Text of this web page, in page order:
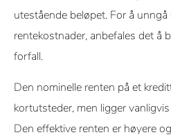
utestående beløpet. For å
rentekostnader, anbefales det å
forfall.
Den nominelle renten på et
kortutsteder, men ligger
Den effektive renten er høyere